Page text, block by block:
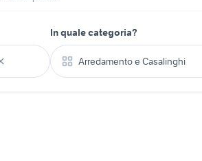
In quale categoria?
Arredamento e Casalinghi